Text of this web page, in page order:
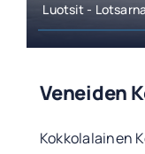
Luotsit -
Veneiden
Kokkolalainen